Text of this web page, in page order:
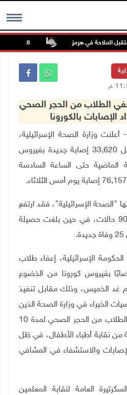
MENU الملاحة في هرمز
الطلاب من الحجر الصحي
الإصابات بالكورونا
26-1-2022 وفا- أعلنت وزارة الصحة الإسرائيلية،
مساء اليوم الأربعاء، تسجيل 33,620 إصابة جديدة بفيروس
الماضية حتى الساعة السادسة
"الصحة الإسرائيلية"، فقد ارتفع
عدد الحالات الحرجة إلى 907 حالات، في حين بلغت حصيلة
الإسرائيلية، إعفاء طلاب
بفيروس كورونا من الخضوع
غد الخميس، وذلك مقابل تنفيذ
الخبراء في وزارة الصحة الذين
اقترحوا تعليق خطة إعفاء الطلاب من الحجر الصحي لمدة 10
من نقابة أطباء الأطفال، في ظل
والاستشفاء في المشافي
العامة لنقابة المعلمين